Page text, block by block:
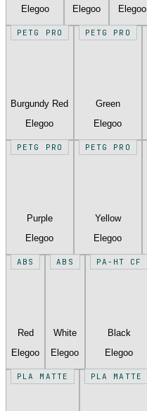
Elegoo
Elegoo
Elegoo
PETG PRO
Burgundy Red
Elegoo
PETG PRO
Green
Elegoo
PETG PRO
Purple
Elegoo
PETG PRO
Yellow
Elegoo
ABS
Red
Elegoo
ABS
White
Elegoo
PA-HT CF
Black
Elegoo
PLA MATTE PLA MATTE